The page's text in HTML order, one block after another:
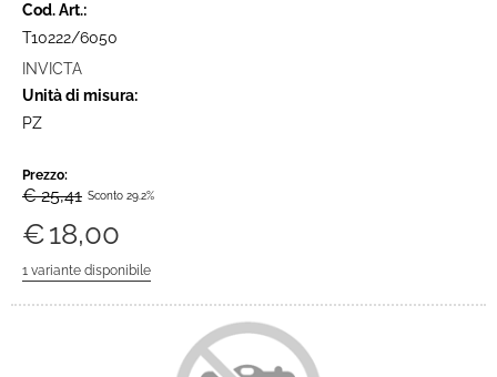
Cod. Art.:
T10222/6050
INVICTA
Unità di misura:
PZ
Prezzo:
€ 25,41 Sconto 29.2%
€18,00